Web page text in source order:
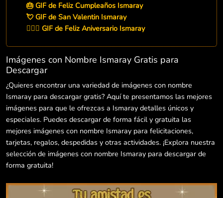
🎂 GIF de Feliz Cumpleaños Ismaray
💘 GIF de San Valentin Ismaray
👨‍❤️‍👨 GIF de Feliz Aniversario Ismaray
Imágenes con Nombre Ismaray Gratis para
Descargar
¿Quieres encontrar una variedad de imágenes con nombre
Ismaray para descargar gratis? Aquí te presentamos las mejores
imágenes para que le ofrezcas a Ismaray detalles únicos y
especiales. Puedes descargar de forma fácil y gratuita las
mejores imágenes con nombre Ismaray para felicitaciones,
tarjetas, regalos, despedidas y otras actividades. ¡Explora nuestra
selección de imágenes con nombre Ismaray para descargar de
forma gratuita!